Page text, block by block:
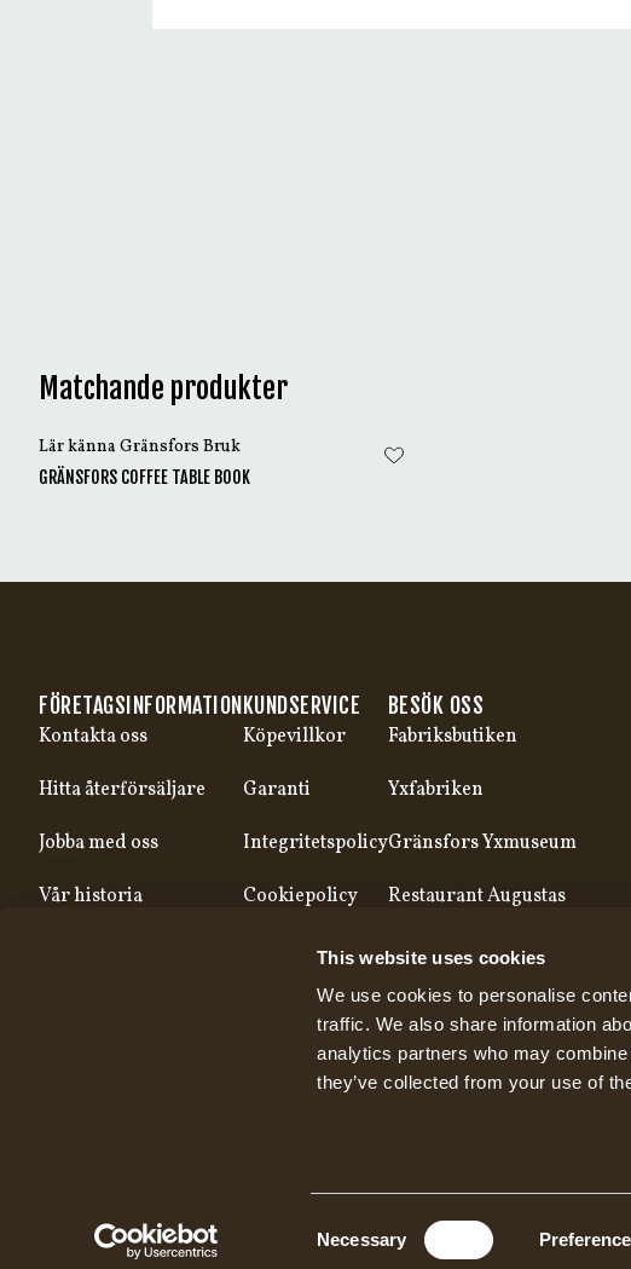
This website uses cookies
We use cookies to personalise
traffic. We also share information
analytics partners who may
they’ve collected from your use of
Necessary
Matchande produkter
Lär känna Gränsfors Bruk
GRÄNSFORS COFFEE TABLE BOOK
FÖRETAGSINFORMATION
Kontakta oss
Hitta återförsäljare
Jobba med oss
Vår historia
KUNDSERVICE
Köpevillkor
Garanti
Integritetspolicy
Cookiepolicy
BESÖK OSS
Fabriksbutiken
Yxfabriken
Gränsfors Yxmuseum
Restaurant Augustas